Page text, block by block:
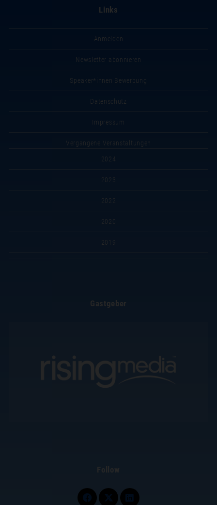
Links
Anmelden
Newsletter abonnieren
Speaker*innen Bewerbung
Datenschutz
Impressum
Vergangene Veranstaltungen
2024
2023
2022
2020
2019
Gastgeber
Follow